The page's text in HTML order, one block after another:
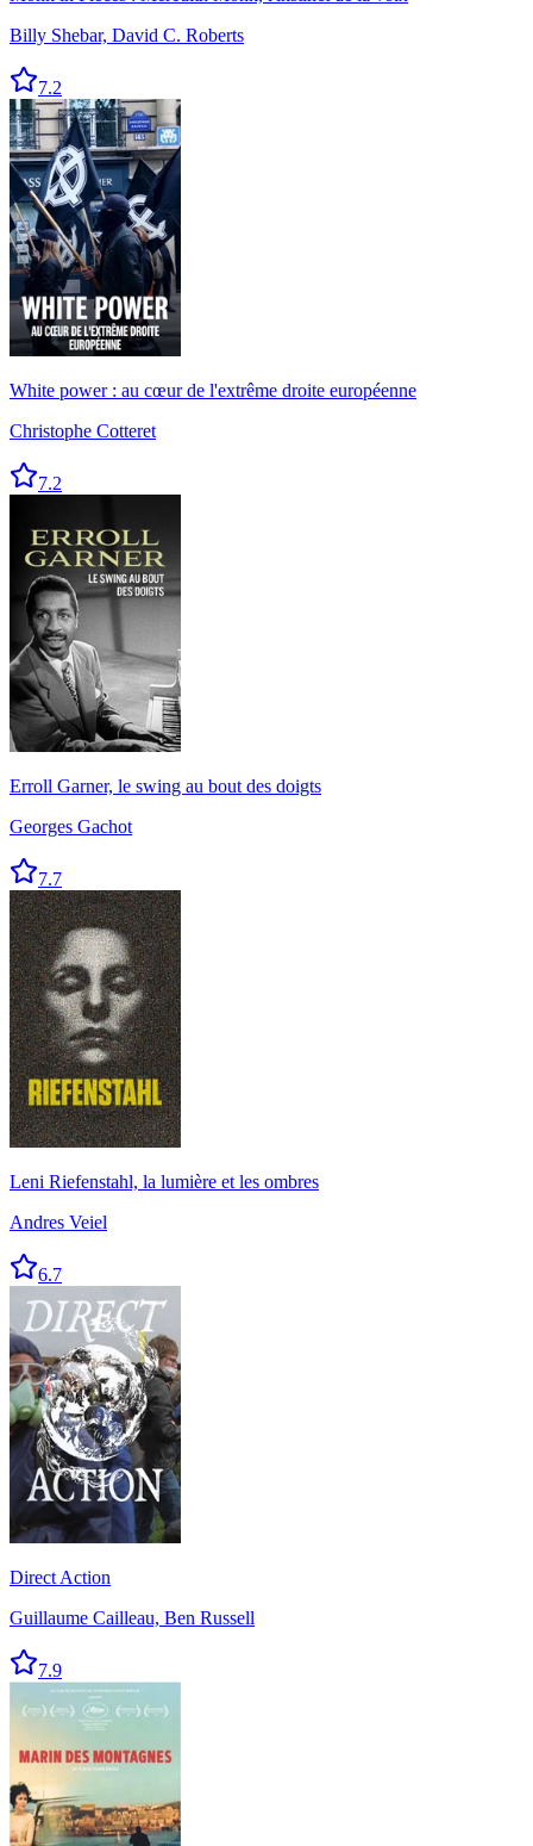
Billy Shebar, David C. Roberts
7.2
White power : au cœur de l'extrême droite européenne
Christophe Cotteret
7.2
Erroll Garner, le swing au bout des doigts
Georges Gachot
7.7
Leni Riefenstahl, la lumière et les ombres
Andres Veiel
6.7
Direct Action
Guillaume Cailleau, Ben Russell
7.9